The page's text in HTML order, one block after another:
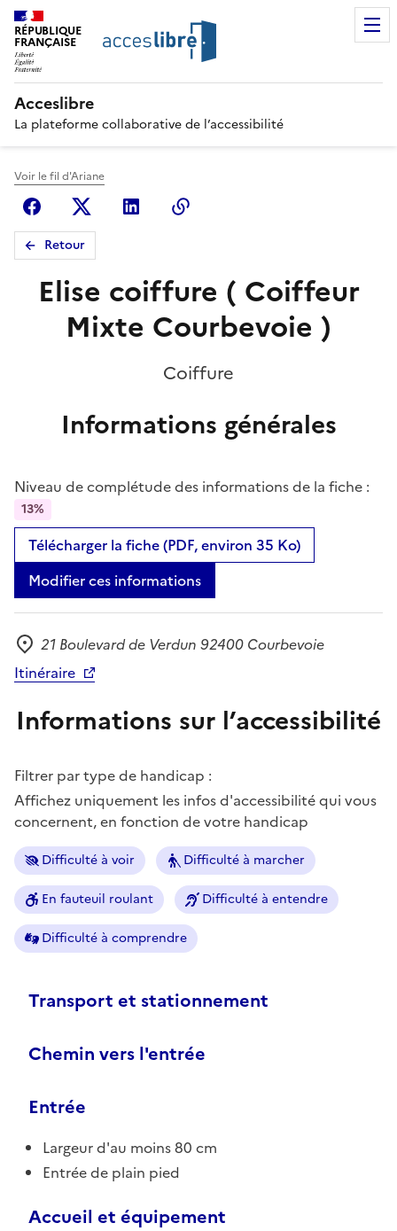
RÉPUBLIQUE
FRANÇAISE
Acceslibre
La plateforme collaborative de l’accessibilité
Voir le fil d'Ariane
FacebookX (anciennement Twitter)
Linkedin
Retour
Elise coiffure ( Coiffeur
Mixte Courbevoie )
Coiffure
Informations générales
Niveau de complétude des informations de la fiche :
13%
Télécharger la fiche (PDF, environ 35 Ko)
Modifier ces informations
Adresse
21 Boulevard de Verdun 92400 Courbevoie
Itinéraire
Informations sur l’accessibilité
Filtrer par type de handicap :
Affichez uniquement les infos d'accessibilité qui vous
concernent, en fonction de votre handicap
Difficulté à voir Difficulté à marcher
En fauteuil roulant Difficulté à entendre
Difficulté à comprendre
Transport et stationnement
Chemin vers l'entrée
Entrée
Largeur d'au moins 80 cm
Entrée de plain pied
Accueil et équipement